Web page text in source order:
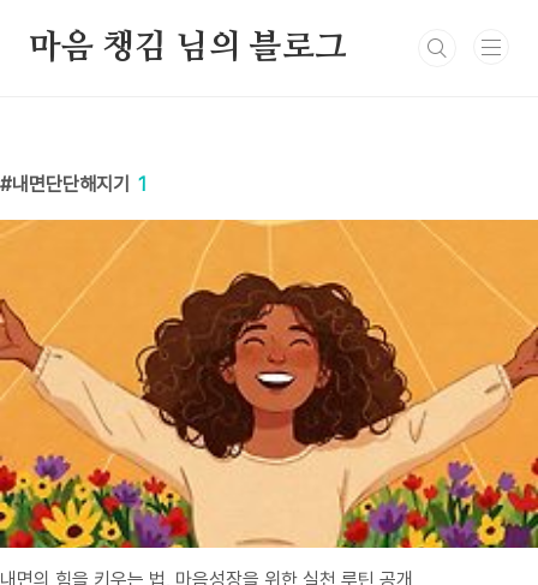
마음 챙김 님의 블로그
내면단단해지기 1
내면의 힘을 키우는 법, 마음성장을 위한 실천 루틴 공개